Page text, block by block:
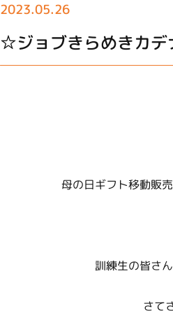
2023.05.26
☆ジョブきらめきカ
母の日ギフト移動販
訓練生の皆さ
さて